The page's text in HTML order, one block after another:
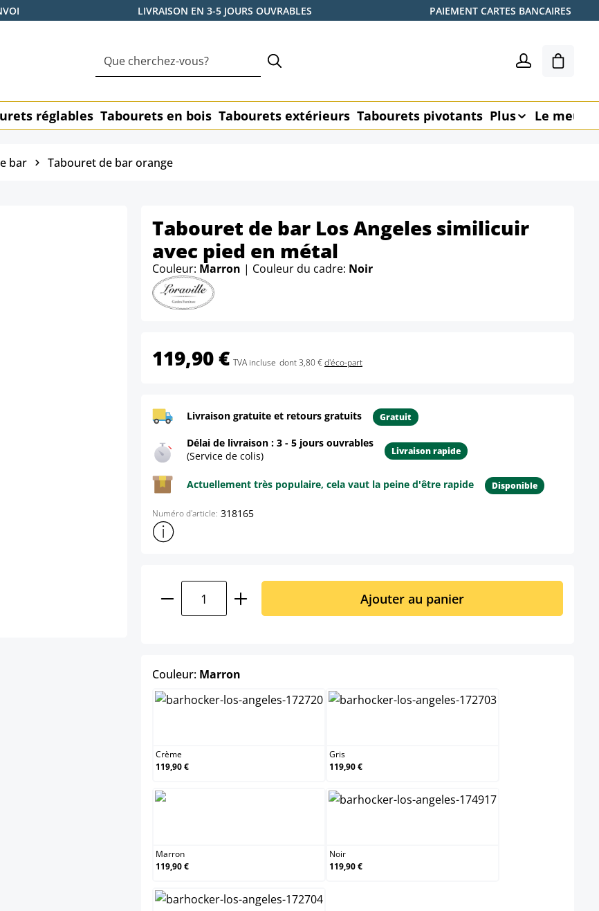
LIVRAISON EN 3-5 JOURS OUVRABLES PAIEMENT CARTES BANCAIRES
Le
réglables Tabourets en bois Tabourets extérieurs Tabourets pivotants Plus Le
bar Tabouret de bar orange
Tabouret de bar Los Angeles similicuir
avec pied en métal
Couleur: Marron | Couleur du cadre: Noir
119,90 € TVA incluse dont 3,80 €d'éco-part
Livraison gratuite et retours gratuits Gratuit
Délai de livraison : 3 - 5 jours ouvrables
(Service de colis)
Livraison rapide
Actuellement très populaire, cela vaut la peine d'être rapide Disponible
Numéro d'article: 318165
Afficher plus d'informations sur le produit
Quantité de produit : Entrez la quantité souhaitée ou
Ajouter au panier
Couleur: Marron
Crème
119,90 €
Gris
119,90 €
Marron
119,90 €
Noir
119,90 €